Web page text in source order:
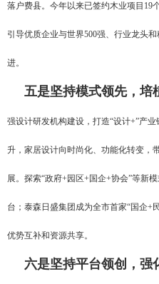
落户费县。今年以来已签约木业项目19
引导优质企业与世界500强、行业龙头
进。
五是坚持模式领先，培
强设计研发机构建设，打造“设计+”产
升，家居设计向时尚化、功能化转变，
展。探索“政府+园区+国企+协会”等新
台；泰森日盛集团成为全市首家“国企+
优势互补和资源共享。
六是坚持平台领创，强